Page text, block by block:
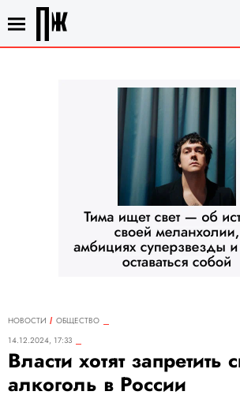
НОВОСТИ
ОБЩЕСТВО
14.12.2024, 17:33
Власти хотят запретить
алкоголь в России